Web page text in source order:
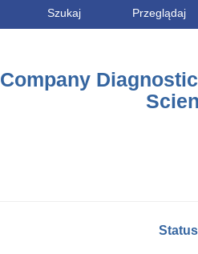
Szukaj Przeglądaj
Company